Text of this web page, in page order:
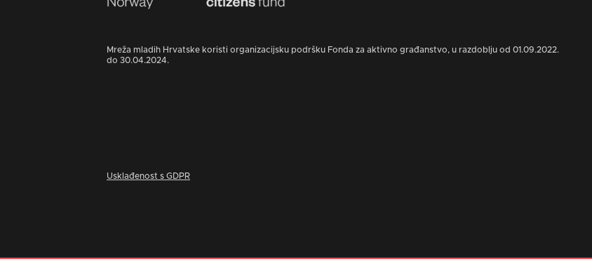
Mreža mladih Hrvatske koristi organizacijsku podršku Fonda za aktivno građanstvo, u razdoblju od 01.09.2022.
do 30.04.2024.
Usklađenost s GDPR